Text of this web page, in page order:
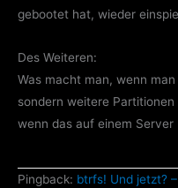
gebootet hat, wieder
Des Weiteren:
Was macht man, wenn man
sondern weitere Partitionen
wenn das auf einem
Pingback: btrfs! Und jetzt?